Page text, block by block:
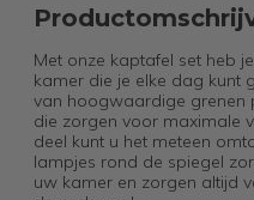
Met onze kaptafel set heb
kamer die je elke dag kunt
van hoogwaardige grenen
die zorgen voor maximale
deel kunt u het meteen
lampjes rond de spiegel
uw kamer en zorgen altijd